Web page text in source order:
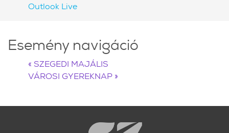
Outlook Live
Esemény navigáció
« SZEGEDI MAJÁLIS
VÁROSI GYEREKNAP »